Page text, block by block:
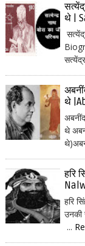
थे |
थे
थे
हरि
हरि
उनकी
...